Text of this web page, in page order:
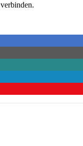
verbinden.